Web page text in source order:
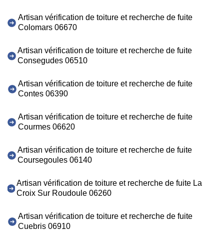
Artisan vérification de toiture et recherche de fuite
Colomars 06670
Artisan vérification de toiture et recherche de fuite
Consegudes 06510
Artisan vérification de toiture et recherche de fuite
Contes 06390
Artisan vérification de toiture et recherche de fuite
Courmes 06620
Artisan vérification de toiture et recherche de fuite
Coursegoules 06140
Artisan vérification de toiture et recherche de fuite La
Croix Sur Roudoule 06260
Artisan vérification de toiture et recherche de fuite
Cuebris 06910